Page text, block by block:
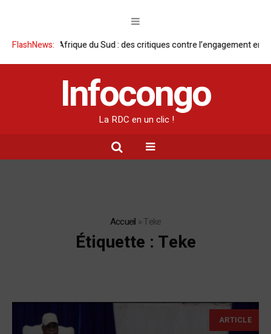
FlashNews:
Afrique du Sud : des critiques contre l’engagement en RDC après le
Infocongo
La RDC en un clic !
Accueil »Teke
Étiquette : Teke
ARTICLE